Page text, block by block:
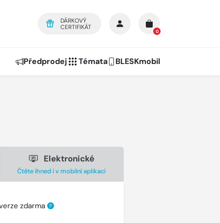
DÁRKOVÝ
CERTIFIKÁT
0
Předprodej Témata BLESKmobil
Elektronické
Čtěte ihned i v mobilní aplikaci
zdarma ?